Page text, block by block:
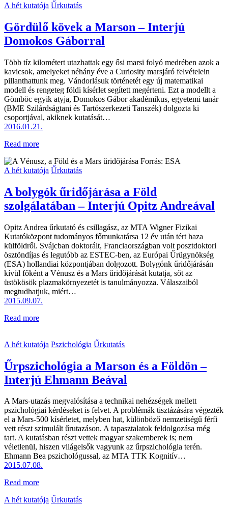
A hét kutatója Űrkutatás
Gördülő kövek a Marson – Interjú
Domokos Gáborral
Több tíz kilométert utazhattak egy ősi marsi folyó medrében azok a
kavicsok, amelyeket néhány éve a Curiosity marsjáró felvételein
pillanthattunk meg. Vándorlásuk történetét egy új matematikai
modell és rengeteg földi kísérlet segített megérteni. Ezt a modellt a
Gömböc egyik atyja, Domokos Gábor akadémikus, egyetemi tanár
(BME Szilárdságtani és Tartószerkezeti Tanszék) dolgozta ki
csoportjával, akiknek kutatását…
2016.01.21.
Read more
A hét kutatója Űrkutatás
A bolygók űridőjárása a Föld
szolgálatában – Interjú Opitz Andreával
Opitz Andrea űrkutató és csillagász, az MTA Wigner Fizikai
Kutatóközpont tudományos főmunkatársa 12 év után tért haza
külföldről. Svájcban doktorált, Franciaországban volt posztdoktori
ösztöndíjas és legutóbb az ESTEC-ben, az Európai Űrügynökség
(ESA) hollandiai központjában dolgozott. Bolygónk űridőjárásán
kívül főként a Vénusz és a Mars űridőjárását kutatja, sőt az
üstökösök plazmakörnyezetét is tanulmányozza. Válaszaiból
megtudhatjuk, miért…
2015.09.07.
Read more
A hét kutatója Pszichológia Űrkutatás
Űrpszichológia a Marson és a Földön –
Interjú Ehmann Beával
A Mars-utazás megvalósítása a technikai nehézségek mellett
pszichológiai kérdéseket is felvet. A problémák tisztázására végezték
el a Mars-500 kísérletet, melyben hat, különböző nemzetiségű férfi
vett részt szimulált űrutazáson. A tapasztalatok feldolgozása még
tart. A kutatásban részt vettek magyar szakemberek is; nem
véletlenül, hiszen világelsők vagyunk az űrpszichológia terén.
Ehmann Bea pszichológussal, az MTA TTK Kognitív…
2015.07.08.
Read more
A hét kutatója Űrkutatás